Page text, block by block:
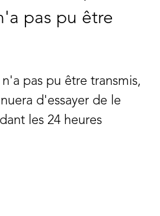
pas pu être
pas pu être transmis,
d'essayer de le
les 24 heures